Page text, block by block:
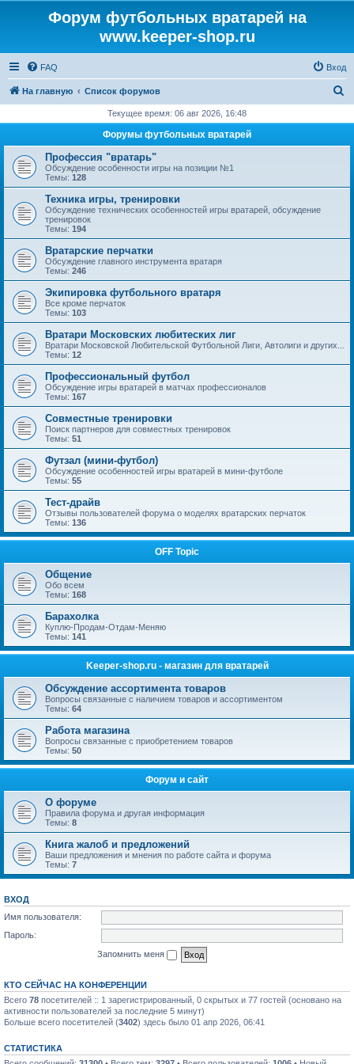
Форум футбольных вратарей на
www.keeper-shop.ru
FAQ Вход
На главную Список форумов
с
Текущее время: 06 авг 2026, 16:48
Форумы футбольных вратарей
Профессия "вратарь"
Обсуждение особенности игры на позиции №1
Темы: 128
Техника игры, тренировки
Обсуждение технических особенностей игры вратарей, обсуждение
тренировок
Темы: 194
Вратарские перчатки
Обсуждение главного инструмента вратаря
Темы: 246
Экипировка футбольного вратаря
Все кроме перчаток
Темы: 103
Вратари Московских любитеских лиг
Вратари Московской Любительской Футбольной Лиги, Автолиги и других...
Темы: 12
Профессиональный футбол
Обсуждение игры вратарей в матчах профессионалов
Темы: 167
Совместные тренировки
Поиск партнеров для совместных тренировок
Темы: 51
Футзал (мини-футбол)
Обсуждение особенностей игры вратарей в мини-футболе
Темы: 55
Тест-драйв
Отзывы пользователей форума о моделях вратарских перчаток
Темы: 136
OFF Topic
Общение
Обо всем
Темы: 168
Барахолка
Куплю-Продам-Отдам-Меняю
Темы: 141
Keeper-shop.ru - магазин для вратарей
Обсуждение ассортимента товаров
Вопросы связанные с наличием товаров и ассортиментом
Темы: 64
Работа магазина
Вопросы связанные с приобретением товаров
Темы: 50
Форум и сайт
О форуме
Правила форума и другая информация
Темы: 8
Книга жалоб и предложений
Ваши предложения и мнения по работе сайта и форума
Темы: 7
ВХОД
Имя пользователя:
Пароль:
Запомнить меня
КТО СЕЙЧАС НА КОНФЕРЕНЦИИ
Всего 78 посетителей :: 1 зарегистрированный, 0 скрытых и 77 гостей (основано на
активности пользователей за последние 5 минут)
Больше всего посетителей (3402) здесь было 01 апр 2026, 06:41
СТАТИСТИКА